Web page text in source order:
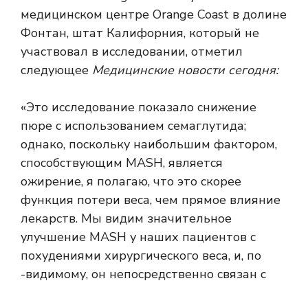
медицинском центре Orange Coast в долине
Фонтан, штат Калифорния, который не
участвовал в исследовании, отметил
следующее Медицинские новости сегодня:
«Это исследование показало снижение
пюре с использованием семаглутида;
однако, поскольку наибольшим фактором,
способствующим MASH, является
ожирение, я полагаю, что это скорее
функция потери веса, чем прямое влияние
лекарств. Мы видим значительное
улучшение MASH у наших пациентов с
похудениями хирургического веса, и, по
-видимому, он непосредственно связан с